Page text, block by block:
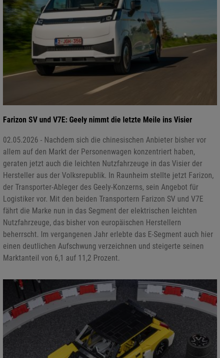
Farizon SV und V7E: Geely nimmt die letzte Meile ins Visier
02.05.2026 - Nachdem sich die chinesischen Anbieter bisher vor
allem auf den Markt der Personenwagen konzentriert haben,
geraten jetzt auch die leichten Nutzfahrzeuge in das Visier der
Hersteller aus der Volksrepublik. In Raunheim stellte jetzt Farizon,
der Transporter-Ableger des Geely-Konzerns, sein Angebot für
Logistiker vor. Mit den beiden Transportern Farizon SV und V7E
fährt die Marke nun in das Segment der elektrischen leichten
Nutzfahrzeuge, das bisher von europäischen Herstellern
beherrscht. Im vergangenen Jahr erlebte das E-Segment auch hier
einen deutlichen Aufschwung verzeichnen und steigerte seinen
Marktanteil von 6,1 auf 11,2 Prozent.